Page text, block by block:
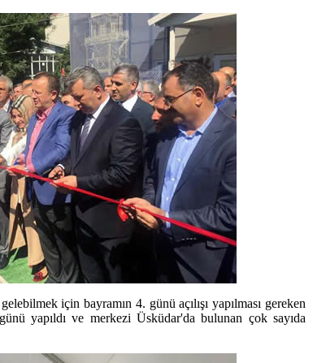
için bayramın 4. günü açılışı yapılması gereken
yapıldı ve merkezi Üsküdar'da bulunan çok sayıda